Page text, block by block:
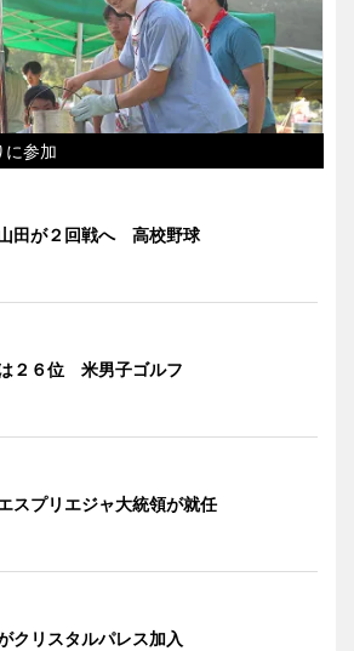
に参加
田が２回戦へ 高校野球
２６位 米男子ゴルフ
スプリエジャ大統領が就任
クリスタルパレス加入